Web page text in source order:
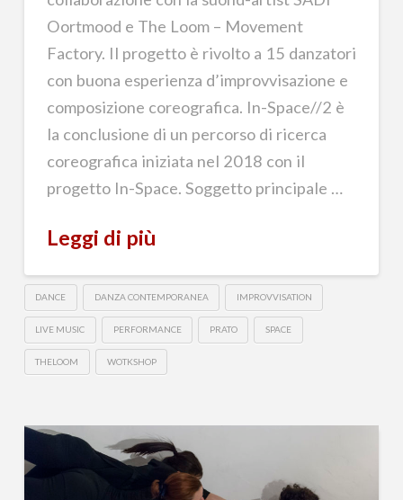
Oortmood e The Loom – Movement
Factory. Il progetto è rivolto a 15 danzatori
con buona esperienza d’improvvisazione e
composizione coreografica. In-Space//2 è
la conclusione di un percorso di ricerca
coreografica iniziata nel 2018 con il
progetto In-Space. Soggetto principale …
Leggi di più
DANCE DANZA CONTEMPORANEA IMPROVVISATION
LIVE MUSIC PERFORMANCE PRATO SPACE
THELOOM WOTKSHOP